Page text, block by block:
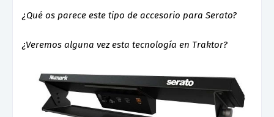
¿Qué os parece este tipo de accesorio para Serato?
¿Veremos alguna vez esta tecnología en Traktor?